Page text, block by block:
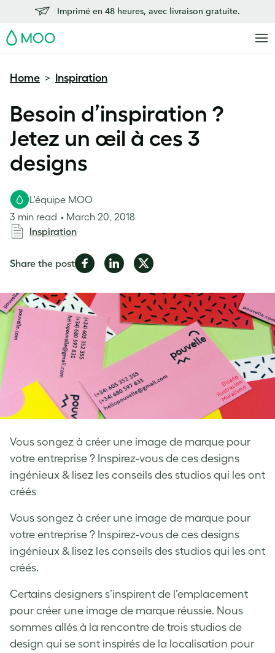
Imprimé en 48 heures, avec livraison gratuite.
MOO
Home > Inspiration
Besoin d’inspiration ?
Jetez un œil à ces 3
designs
Vous songez à créer une image de marque pour
votre entreprise ? Inspirez-vous de ces designs
ingénieux & lisez les conseils des studios qui les ont
créés
L'équipe MOO
3 min read
March 20, 2018
Inspiration
Share the postShare
Facebook
Share
LinkedIn
Share
Twitter
Vous songez à créer une image de marque pour
votre entreprise ? Inspirez-vous de ces designs
ingénieux & lisez les conseils des studios qui les ont
créés.
Certains designers s’inspirent de l’emplacement
pour créer une image de marque réussie. Nous
sommes allés à la rencontre de trois studios de
design qui se sont inspirés de la localisation pour